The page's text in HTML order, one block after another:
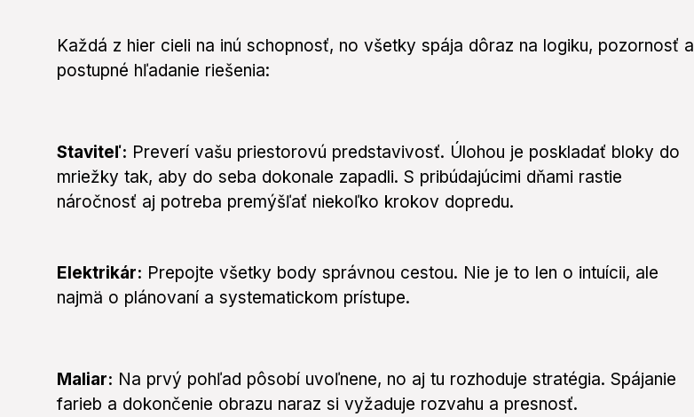
Každá z hier cieli na inú schopnosť, no všetky spája dôraz na logiku, pozornosť a
postupné hľadanie riešenia:
Staviteľ: Preverí vašu priestorovú predstavivosť. Úlohou je poskladať bloky do
mriežky tak, aby do seba dokonale zapadli. S pribúdajúcimi dňami rastie
náročnosť aj potreba premýšľať niekoľko krokov dopredu.
Elektrikár: Prepojte všetky body správnou cestou. Nie je to len o intuícii, ale
najmä o plánovaní a systematickom prístupe.
Maliar: Na prvý pohľad pôsobí uvoľnene, no aj tu rozhoduje stratégia. Spájanie
farieb a dokončenie obrazu naraz si vyžaduje rozvahu a presnosť.